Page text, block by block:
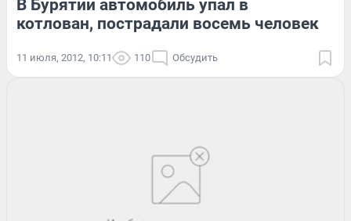
В Бурятии автомобиль упал в
котлован, пострадали восемь человек
11 июля, 2012, 10:11 110 Обсудить